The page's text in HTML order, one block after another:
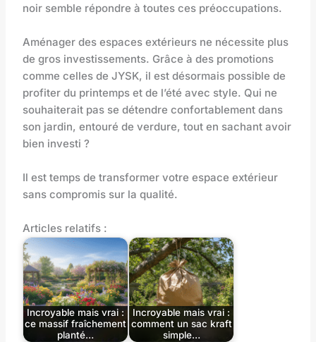
noir semble répondre à toutes ces préoccupations.
Aménager des espaces extérieurs ne nécessite plus
de gros investissements. Grâce à des promotions
comme celles de JYSK, il est désormais possible de
profiter du printemps et de l’été avec style. Qui ne
souhaiterait pas se détendre confortablement dans
son jardin, entouré de verdure, tout en sachant avoir
bien investi ?
Il est temps de transformer votre espace extérieur
sans compromis sur la qualité.
Articles relatifs :
Incroyable mais vrai :
ce massif fraîchement
planté…
Incroyable mais vrai :
comment un sac kraft
simple…